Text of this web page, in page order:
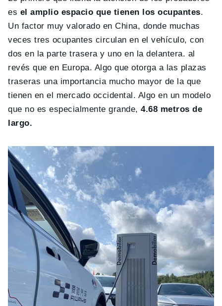
es el amplio espacio que tienen los ocupantes.
Un factor muy valorado en China, donde muchas
veces tres ocupantes circulan en el vehículo, con
dos en la parte trasera y uno en la delantera. al
revés que en Europa. Algo que otorga a las plazas
traseras una importancia mucho mayor de la que
tienen en el mercado occidental. Algo en un modelo
que no es especialmente grande,4.68 metros de
largo.